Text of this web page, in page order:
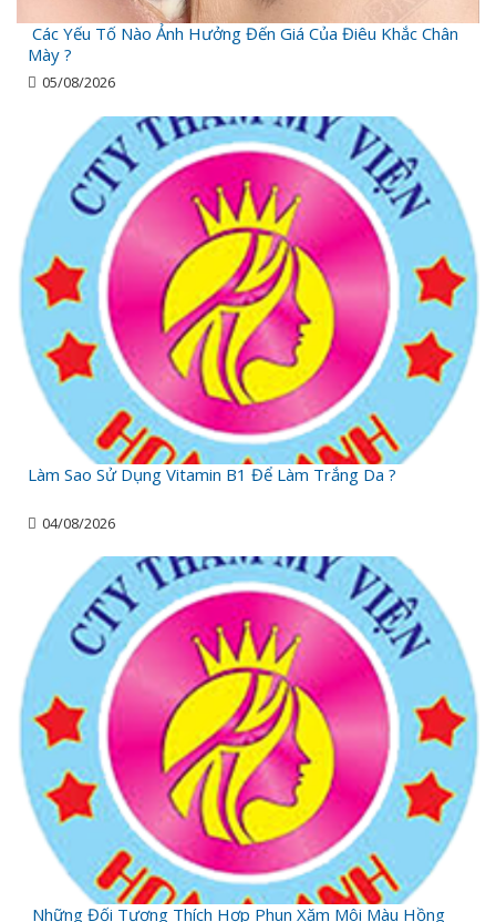
Các Yếu Tố Nào Ảnh Hưởng Đến Giá Của Điêu Khắc Chân
Mày ?
05/08/2026
Làm Sao Sử Dụng Vitamin B1 Để Làm Trắng Da ?
04/08/2026
Những Đối Tượng Thích Hợp Phun Xăm Môi Màu Hồng